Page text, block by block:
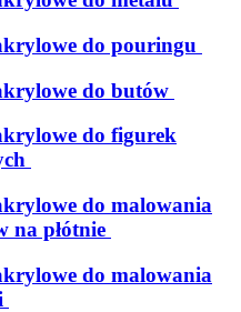
do pouringu
do butów
do figurek
do malowania
na płótnie
do malowania